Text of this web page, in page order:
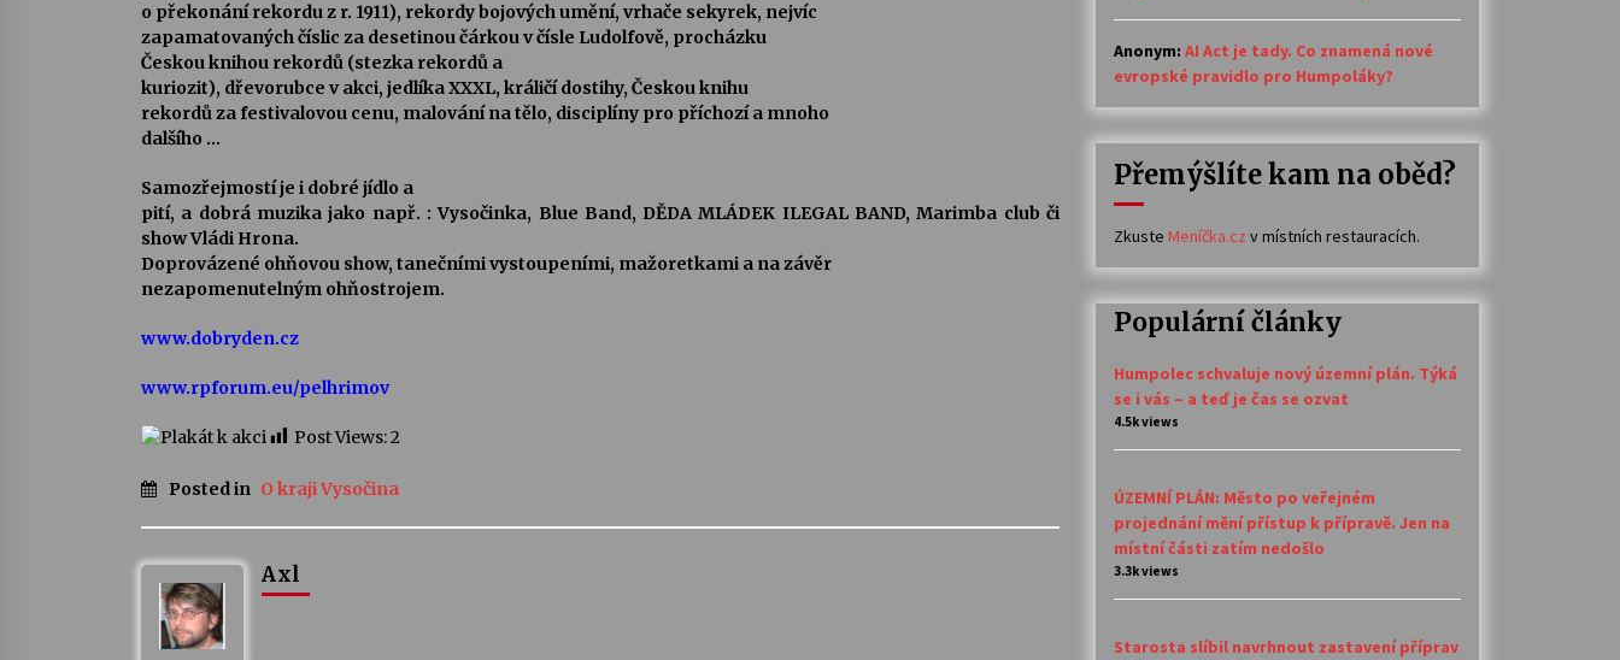
o překonání rekordu z r. 1911), rekordy bojových umění, vrhače sekyrek, nejvíc
zapamatovaných číslic za desetinou čárkou v čísle Ludolfově, procházku
Českou knihou rekordů (stezka rekordů a
kuriozit), dřevorubce v akci, jedlíka XXXL, králičí dostihy, Českou knihu
rekordů za festivalovou cenu, malování na tělo, disciplíny pro příchozí a mnoho
dalšího …
Samozřejmostí je i dobré jídlo a
pití, a dobrá muzika jako např. : Vysočinka, Blue Band, DĚDA MLÁDEK ILEGAL BAND, Marimba club či
show Vládi Hrona.
Doprovázené ohňovou show, tanečními vystoupeními, mažoretkami a na závěr
nezapomenutelným ohňostrojem.
www.dobryden.cz
www.rpforum.eu/pelhrimov
Post Views:2
Posted in O kraji Vysočina
Axl
Anonym: AI Act je tady. Co znamená nové
evropské pravidlo pro Humpoláky?
Přemýšlíte kam na oběd?
Zkuste Meníčka.cz v místních restauracích.
Populární články
Humpolec schvaluje nový územní plán. Týká
se i vás – a teď je čas se ozvat
4.5k views
ÚZEMNÍ PLÁN: Město po veřejném
projednání mění přístup k přípravě. Jen na
místní části zatím nedošlo
3.3k views
Starosta slíbil navrhnout zastavení příprav